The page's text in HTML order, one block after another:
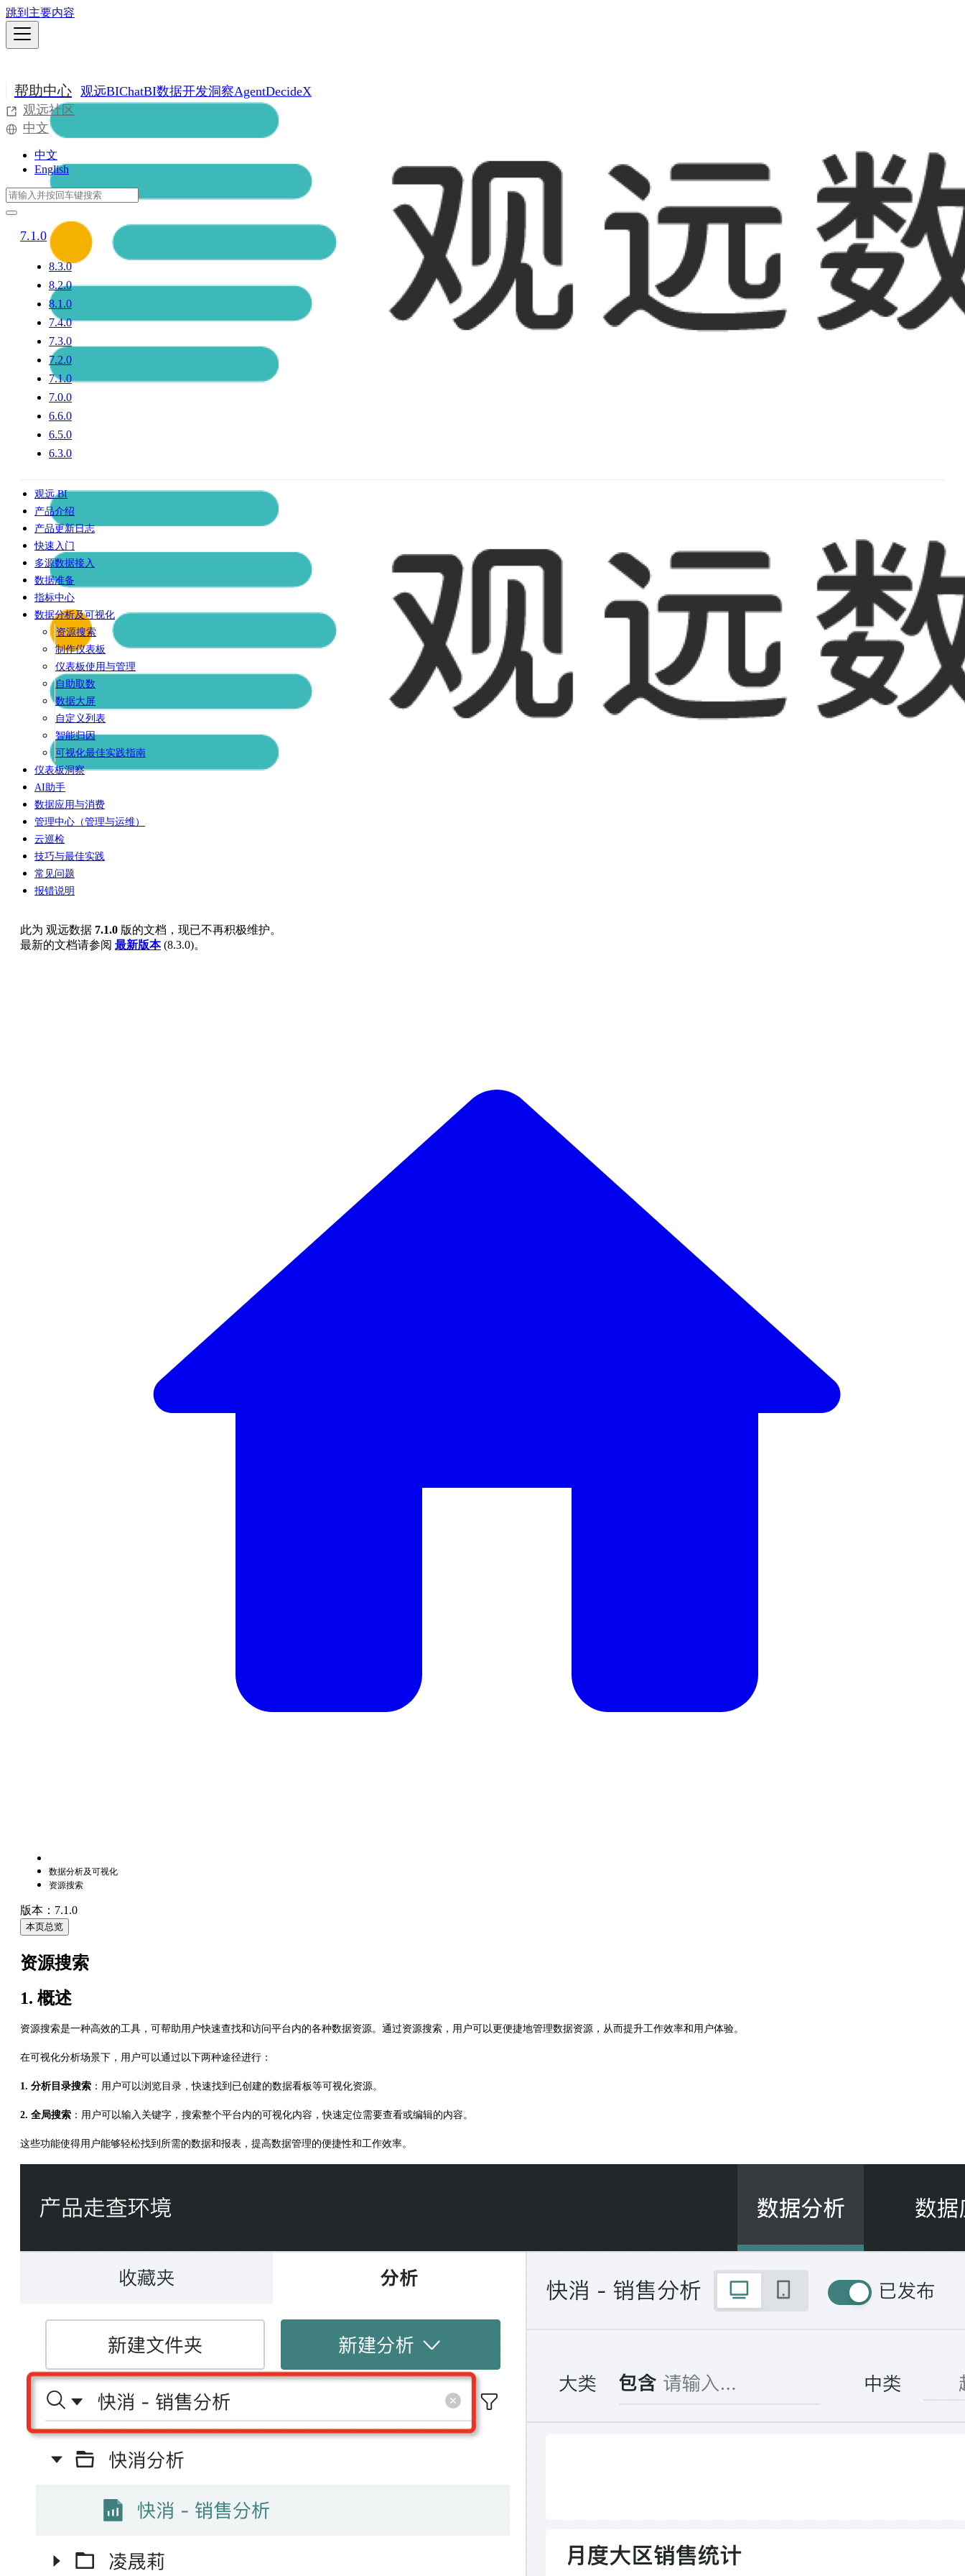
跳到主要内容
帮助中心 观远BIChatBI数据开发洞察AgentDecideX
观远社区
中文
中文
English
7.1.0
8.3.0
8.2.0
8.1.0
7.4.0
7.3.0
7.2.0
7.1.0
7.0.0
6.6.0
6.5.0
6.3.0
观远 BI
产品介绍
产品更新日志
快速入门
多源数据接入
数据准备
指标中心
数据分析及可视化
资源搜索
制作仪表板
仪表板使用与管理
自助取数
数据大屏
自定义列表
智能归因
可视化最佳实践指南
仪表板洞察
AI助手
数据应用与消费
管理中心（管理与运维）
云巡检
技巧与最佳实践
常见问题
报错说明
此为 观远数据 7.1.0 版的文档，现已不再积极维护。
最新的文档请参阅 最新版本(8.3.0)。
数据分析及可视化
资源搜索
版本：7.1.0
本页总览
资源搜索
1. 概述
资源搜索是一种高效的工具，可帮助用户快速查找和访问平台内的各种数据资源。通过资源搜索，用户可以更便捷地管理数据资源，从而提升工作效率和用户体验。
在可视化分析场景下，用户可以通过以下两种途径进行：
1. 分析目录搜索 ：用户可以浏览目录，快速找到已创建的数据看板等可视化资源。
2. 全局搜索 ：用户可以输入关键字，搜索整个平台内的可视化内容，快速定位需要查看或编辑的内容。
这些功能使得用户能够轻松找到所需的数据和报表，提高数据管理的便捷性和工作效率。